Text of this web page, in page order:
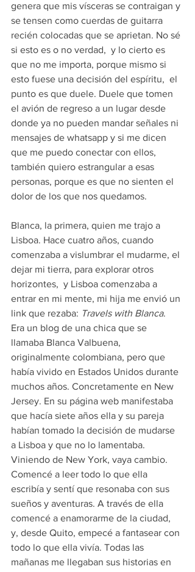
genera que mis vísceras se contraigan y
se tensen como cuerdas de guitarra
recién colocadas que se aprietan. No sé
si esto es o no verdad,  y lo cierto es
que no me importa, porque mismo si
esto fuese una decisión del espíritu,  el
punto es que duele. Duele que tomen
el avión de regreso a un lugar desde
donde ya no pueden mandar señales ni
mensajes de whatsapp y si me dicen
que me puedo conectar con ellos,
también quiero estrangular a esas
personas, porque es que no sienten el
dolor de los que nos quedamos.
Blanca, la primera, quien me trajo a
Lisboa. Hace cuatro años, cuando
comenzaba a vislumbrar el mudarme, el
dejar mi tierra, para explorar otros
horizontes,  y Lisboa comenzaba a
entrar en mi mente, mi hija me envió un
link que rezaba: Travels with Blanca.
Era un blog de una chica que se
llamaba Blanca Valbuena,
originalmente colombiana, pero que
había vivido en Estados Unidos durante
muchos años. Concretamente en New
Jersey. En su página web manifestaba
que hacía siete años ella y su pareja
habían tomado la decisión de mudarse
a Lisboa y que no lo lamentaba.
Viniendo de New York, vaya cambio.
Comencé a leer todo lo que ella
escribía y sentí que resonaba con sus
sueños y aventuras. A través de ella
comencé a enamorarme de la ciudad,
y, desde Quito, empecé a fantasear con
todo lo que ella vivía. Todas las
mañanas me llegaban sus historias en